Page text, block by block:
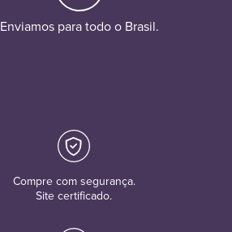
Enviamos para todo o Brasil.
Compre com segurança.
Site certificado.